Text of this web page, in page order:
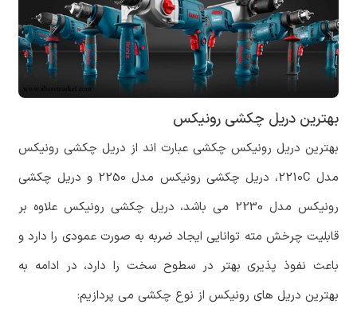
بهترین دریل چکشی رونیکس
بهترین دریل رونیکس چکشی عبارت اند از دریل چکشی رونیکس
مدل 2210C، دریل چکشی رونیکس مدل 2250 و دریل چکشی
رونیکس مدل 2230 می باشد، دریل چکشی رونیکس علاوه بر
قابلیت چرخش مته توانایی ایجاد ضربه به صورت عمودی را دارد و
باعث نفوذ پذیری بهتر در سطوح سخت را دارد، در ادامه به
بهترین دریل های رونیکس از نوع چکشی می پردازیم: